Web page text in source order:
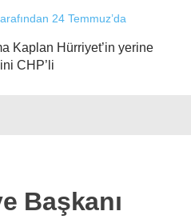
Kaplan Hürriyet’in yerine
CHP’li
Başkanı